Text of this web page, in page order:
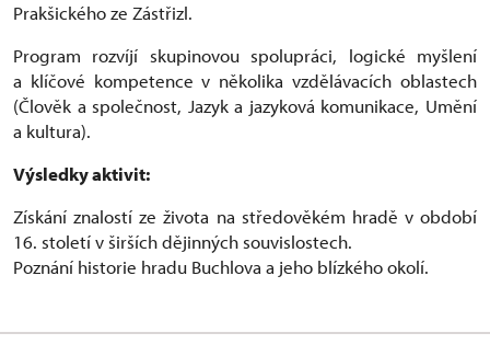
Prakšického ze Zástřizl.
Program rozvíjí skupinovou spolupráci, logické myšlení
a klíčové kompetence v několika vzdělávacích oblastech
(Člověk a společnost, Jazyk a jazyková komunikace, Umění
a kultura).
Výsledky aktivit:
Získání znalostí ze života na středověkém hradě v období
16. století v širších dějinných souvislostech.
Poznání historie hradu Buchlova a jeho blízkého okolí.